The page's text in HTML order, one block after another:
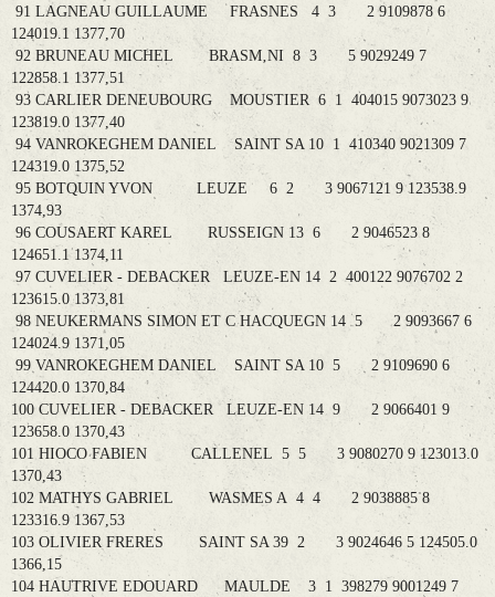
91 LAGNEAU GUILLAUME FRASNES 4 3 2 9109878 6
124019.1 1377,70
92 BRUNEAU MICHEL BRASM‚NI 8 3 5 9029249 7
122858.1 1377,51
93 CARLIER DENEUBOURG MOUSTIER 6 1 404015 9073023 9
123819.0 1377,40
94 VANROKEGHEM DANIEL SAINT SA 10 1 410340 9021309 7
124319.0 1375,52
95 BOTQUIN YVON LEUZE 6 2 3 9067121 9 123538.9
1374,93
96 COUSAERT KAREL RUSSEIGN 13 6 2 9046523 8
124651.1 1374,11
97 CUVELIER - DEBACKER LEUZE-EN 14 2 400122 9076702 2
123615.0 1373,81
98 NEUKERMANS SIMON ET C HACQUEGN 14 5 2 9093667 6
124024.9 1371,05
99 VANROKEGHEM DANIEL SAINT SA 10 5 2 9109690 6
124420.0 1370,84
100 CUVELIER - DEBACKER LEUZE-EN 14 9 2 9066401 9
123658.0 1370,43
101 HIOCO FABIEN CALLENEL 5 5 3 9080270 9 123013.0
1370,43
102 MATHYS GABRIEL WASMES A 4 4 2 9038885 8
123316.9 1367,53
103 OLIVIER FRERES SAINT SA 39 2 3 9024646 5 124505.0
1366,15
104 HAUTRIVE EDOUARD MAULDE 3 1 398279 9001249 7